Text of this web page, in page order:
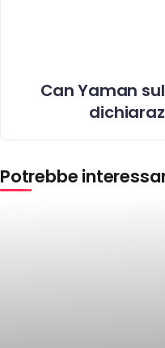
Can Yaman
Potrebbe